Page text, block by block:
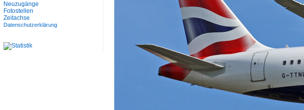
Neuzugänge
Fotostellen
Zeitachse
Datenschutzerklärung